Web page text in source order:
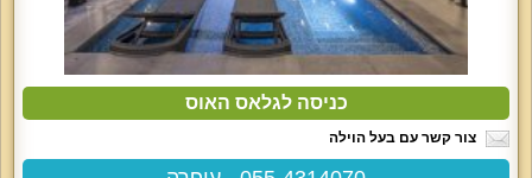
כניסה לגלאס האוס
צור קשר עם בעל הוילה